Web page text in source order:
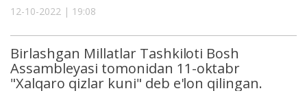
12-10-2022 | 19:08
Birlashgan Millatlar Tashkiloti Bosh
Assambleyasi tomonidan 11-oktabr
"Xalqaro qizlar kuni" deb e'lon qilingan.